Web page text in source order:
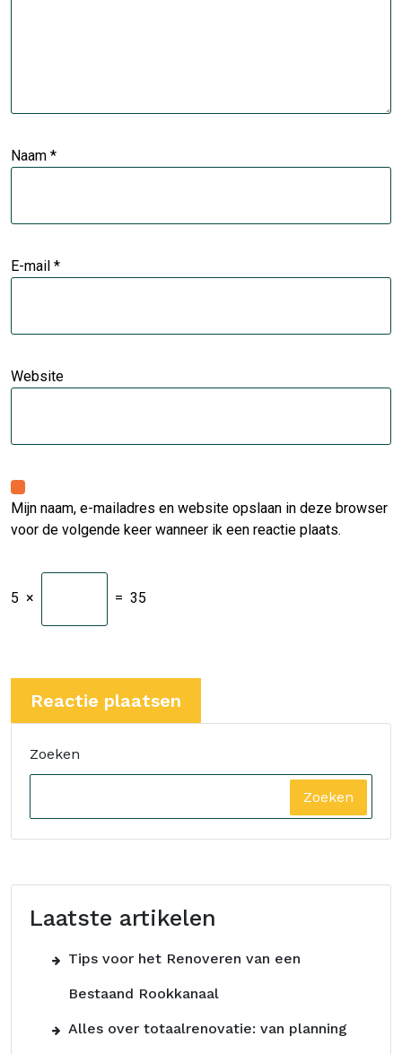
Naam *
E-mail *
Website
Mijn naam, e-mailadres en website opslaan in deze browser
voor de volgende keer wanneer ik een reactie plaats.
5 × = 35
Zoeken
Zoeken
Laatste artikelen
Tips voor het Renoveren van een
Bestaand Rookkanaal
Alles over totaalrenovatie: van planning